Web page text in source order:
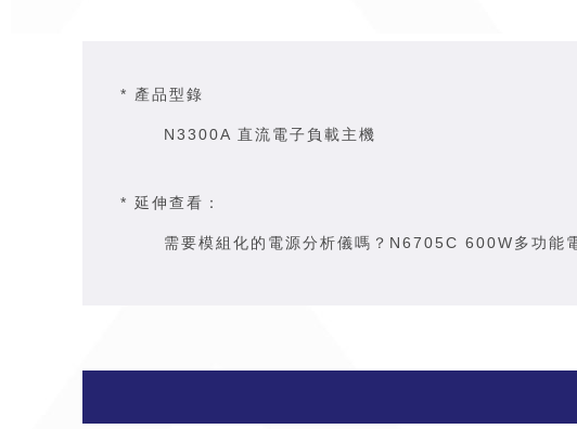
* 產品型錄
N3300A 直流電子負載主機
* 延伸查看 ：
需要模組化的電源分析儀嗎？ N6705C 600W多功能